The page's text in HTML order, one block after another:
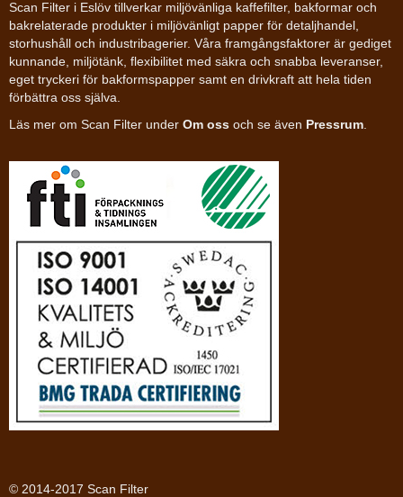
Scan Filter i Eslöv tillverkar miljövänliga kaffefilter, bakformar och
bakrelaterade produkter i miljövänligt papper för detaljhandel,
storhushåll och industribagerier. Våra framgångsfaktorer är gediget
kunnande, miljötänk, flexibilitet med säkra och snabba leveranser,
eget tryckeri för bakformspapper samt en drivkraft att hela tiden
förbättra oss själva.
Läs mer om Scan Filter under Om oss och se även Pressrum.
© 2014-2017 Scan Filter